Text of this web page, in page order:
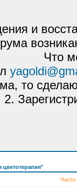
и
Что
то
2.